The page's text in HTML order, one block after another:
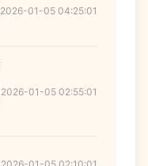
2026-01-05 04:25:01
2026-01-05 02:55:01
2026-01-05 02:10:01